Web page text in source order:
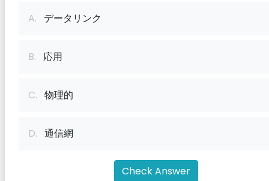
A. データリンク
B. 応用
C. 物理的
D. 通信網
Check Answer